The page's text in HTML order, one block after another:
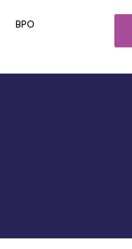
BPO